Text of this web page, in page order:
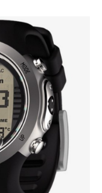
Items